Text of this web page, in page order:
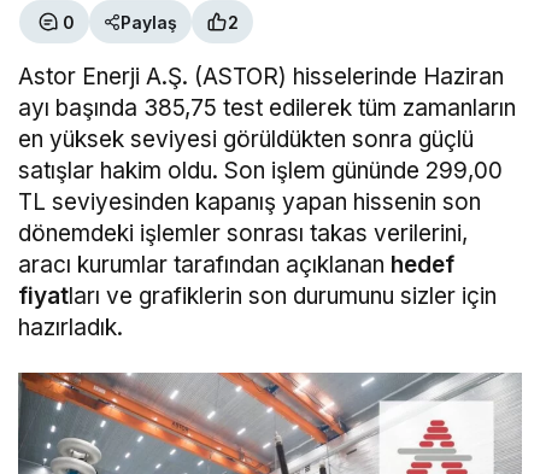
0 Paylaş 2
Astor Enerji A.Ş. (ASTOR) hisselerinde Haziran
ayı başında 385,75 test edilerek tüm zamanların
en yüksek seviyesi görüldükten sonra güçlü
satışlar hakim oldu. Son işlem gününde 299,00
TL seviyesinden kapanış yapan hissenin son
dönemdeki işlemler sonrası takas verilerini,
aracı kurumlar tarafından açıklanan hedef
fiyatları ve grafiklerin son durumunu sizler için
hazırladık.